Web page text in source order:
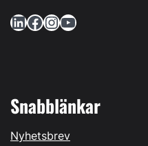
LinkedIn Facebook InstagramYouTube
Snabblänkar
Nyhetsbrev